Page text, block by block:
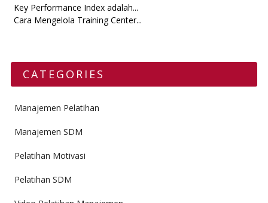
Key Performance Index adalah...
Cara Mengelola Training Center...
CATEGORIES
Manajemen Pelatihan
Manajemen SDM
Pelatihan Motivasi
Pelatihan SDM